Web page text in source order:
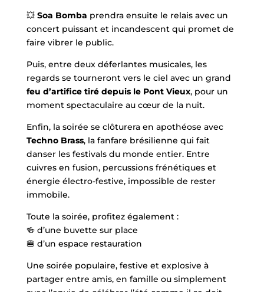
💥 Soa Bomba prendra ensuite le relais avec un
concert puissant et incandescent qui promet de
faire vibrer le public.
Puis, entre deux déferlantes musicales, les
regards se tourneront vers le ciel avec un grand
feu d’artifice tiré depuis le Pont Vieux, pour un
moment spectaculaire au cœur de la nuit.
Enfin, la soirée se clôturera en apothéose avec
Techno Brass, la fanfare brésilienne qui fait
danser les festivals du monde entier. Entre
cuivres en fusion, percussions frénétiques et
énergie électro-festive, impossible de rester
immobile.
Toute la soirée, profitez également :
🍻 d’une buvette sur place
🍔 d’un espace restauration
Une soirée populaire, festive et explosive à
partager entre amis, en famille ou simplement